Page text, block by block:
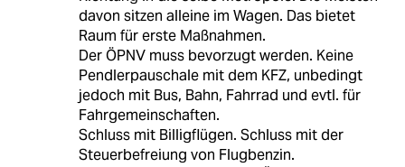
davon sitzen alleine im Wagen. Das bietet
Raum für erste Maßnahmen.
Der ÖPNV muss bevorzugt werden. Keine
Pendlerpauschale mit dem KFZ, unbedingt
jedoch mit Bus, Bahn, Fahrrad und evtl. für
Fahrgemeinschaften.
Schluss mit Billigflügen. Schluss mit der
Steuerbefreiung von Flugbenzin.